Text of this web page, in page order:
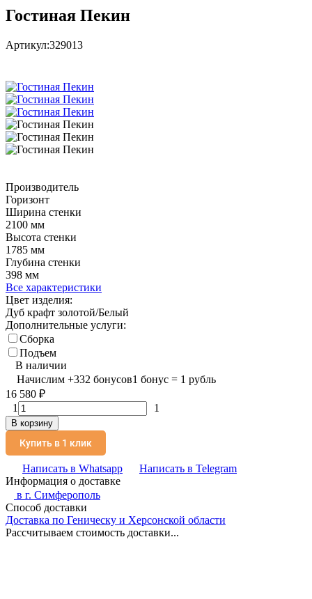
Гостиная Пекин
Артикул:329013
Производитель
Горизонт
Ширина стенки
2100 мм
Высота стенки
1785 мм
Глубина стенки
398 мм
Все характеристики
Цвет изделия:
Дуб крафт золотой/Белый
Дополнительные услуги:
Сборка
Подъем
В наличии
Начислим +332 бонусов1 бонус = 1 рубль
16 580 ₽
1
1
В корзину
Купить в 1 клик
Написать в Whatsapp
Написать в Telegram
Информация о доставке
в г. Симферополь
Способ доставки
Доставка по Геническу и Херсонской области
Рассчитываем стоимость доставки...